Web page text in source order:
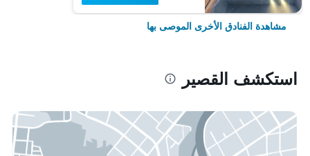
مشاهدة الفنادق الأخرى الموصى بها
استكشف القصير